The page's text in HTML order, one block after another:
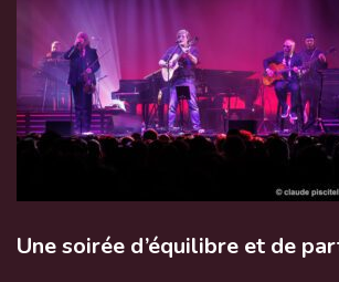
Une soirée d’équilibre et de